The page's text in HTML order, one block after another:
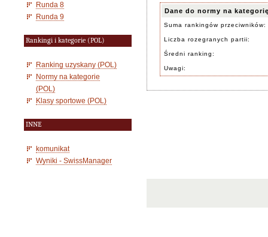
Runda 8
Runda 9
Rankingi i kategorie (POL)
Ranking uzyskany (POL)
Normy na kategorie
(POL)
Klasy sportowe (POL)
INNE
komunikat
Wyniki - SwissManager
Dane do normy na
Suma rankingów przeciwników:
Liczba rozegranych partii:
Średni ranking:
Uwagi: